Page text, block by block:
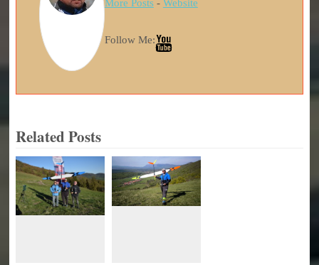
More Posts- Website
Follow Me:
Related Posts